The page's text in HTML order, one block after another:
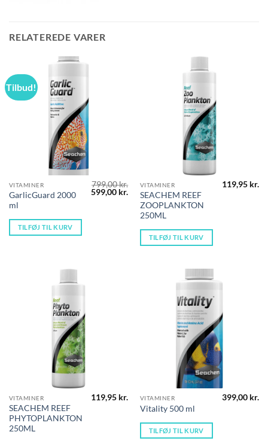
RELATEREDE VARER
Tilbud!
VITAMINER
GarlicGuard 2000
ml
799,00kr.
Den
oprindelige
599,00 kr.Den
aktuelle
pris
TILFØJ TIL KURV
VITAMINER
SEACHEM REEF
ZOOPLANKTON
250ML
119,95 kr.
TILFØJ TIL KURV
VITAMINER
SEACHEM REEF
PHYTOPLANKTON
250ML
119,95 kr. VITAMINER
Vitality 500 ml
399,00 kr.
TILFØJ TIL KURV